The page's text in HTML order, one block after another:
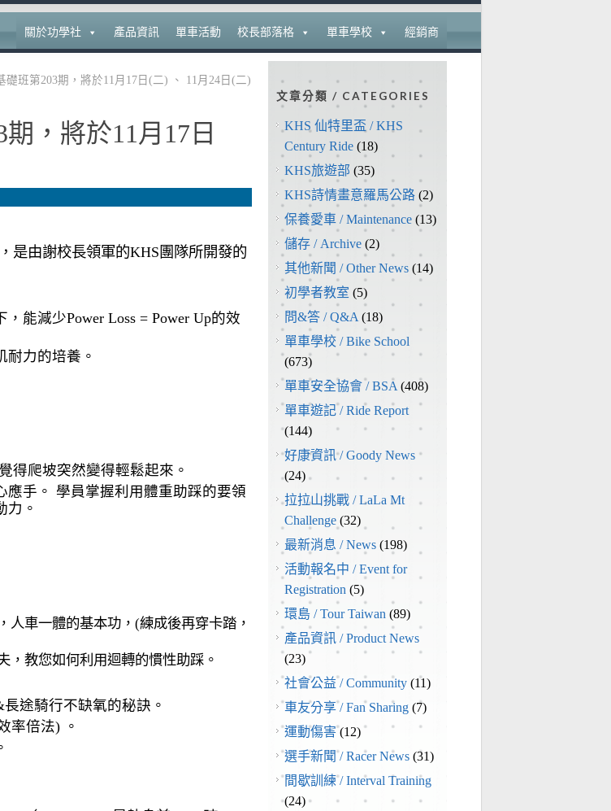
關於功學社 產品資訊 單車活動 校長部落格 單車學校 經銷商
班第203期，將於11月17日(二) 、 11月24日(二)
，將於11月17日
是由謝校長領軍的KHS團隊所開發的
能減少Power Loss = Power Up的效
力的培養。
得爬坡突然變得輕鬆起來。
手。 學員掌握利用體重助踩的要領
力。
車一體的基本功，(練成後再穿卡踏，
，教您如何利用迴轉的慣性助踩。
途騎行不缺氧的秘訣。
率倍法) 。
文章分類 / CATEGORIES
KHS 仙特里盃 / KHS
Century Ride (18)
KHS旅遊部 (35)
KHS詩情畫意羅馬公路 (2)
保養愛車 / Maintenance (13)
儲存 / Archive (2)
其他新聞 / Other News (14)
初學者教室 (5)
問&答 / Q&A (18)
單車學校 / Bike School
(673)
單車安全協會 / BSA (408)
單車遊記 / Ride Report
(144)
好康資訊 / Goody News
(24)
拉拉山挑戰 / LaLa Mt
Challenge (32)
最新消息 / News (198)
活動報名中 / Event for
Registration (5)
環島 / Tour Taiwan (89)
產品資訊 / Product News
(23)
社會公益 / Community (11)
車友分享 / Fan Sharing (7)
運動傷害(12)
選手新聞 / Racer News (31)
間歇訓練 / Interval Training
(24)